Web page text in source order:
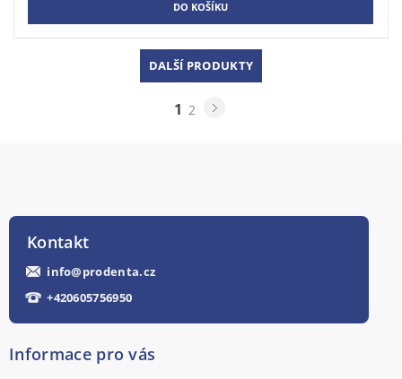
DALŠÍ PRODUKTY
1 2
Kontakt
info@prodenta.cz
+420605756950
Informace pro vás